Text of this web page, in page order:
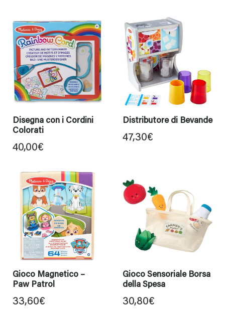
Disegna con i Cordini
Colorati
40,00€
Distributore di Bevande
47,30€
Gioco Magnetico –
Paw Patrol
33,60€
Gioco Sensoriale Borsa
della Spesa
30,80€